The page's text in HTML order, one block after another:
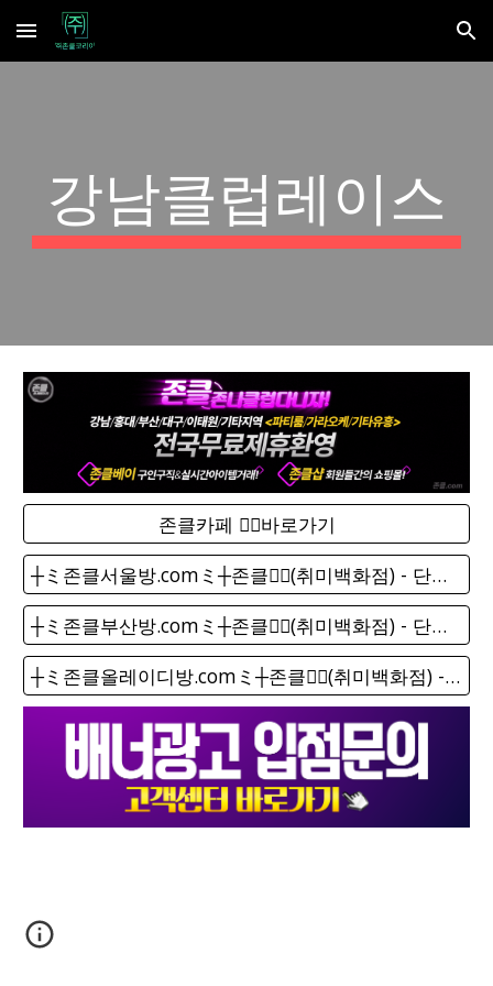
Skip to main content Skip to navigation
강남클럽레이스
존클카페 ❤️‍🔥바로가기
┼ミ존클서울방.comミ┼존클❤️‍🔥(취미백화점) - 단톡방
┼ミ존클부산방.comミ┼존클❤️‍🔥(취미백화점) - 단톡방
┼ミ존클올레이디방.comミ┼존클❤️‍🔥(취미백화점) - 단톡방